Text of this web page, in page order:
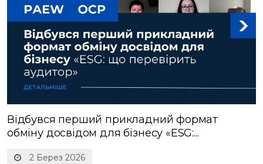
2 Берез 2026
Відбувся перший прикладний формат
обміну досвідом для бізнесу «ESG:...